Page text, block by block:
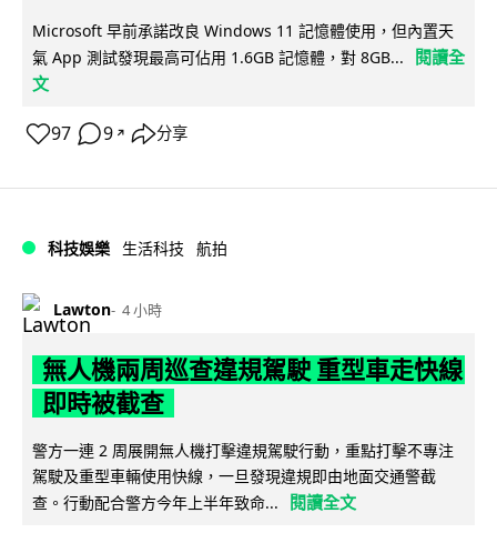
Microsoft 早前承諾改良 Windows 11 記憶體使用，但內置天
氣 App 測試發現最高可佔用 1.6GB 記憶體，對 8GB...
閱讀全
文
97 9 ↗ 分享
科技娛樂 生活科技 航拍
Lawton 4 小時
無人機兩周巡查違規駕駛 重型車走快線
即時被截查
警方一連 2 周展開無人機打擊違規駕駛行動，重點打擊不專注
駕駛及重型車輛使用快線，一旦發現違規即由地面交通警截
查。行動配合警方今年上半年致命...
閱讀全文